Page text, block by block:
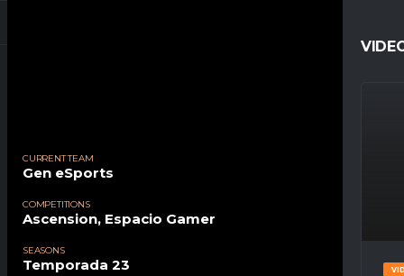
CURRENT TEAM
Gen eSports
COMPETITIONS
Ascension, Espacio Gamer
SEASONS
Temporada 23